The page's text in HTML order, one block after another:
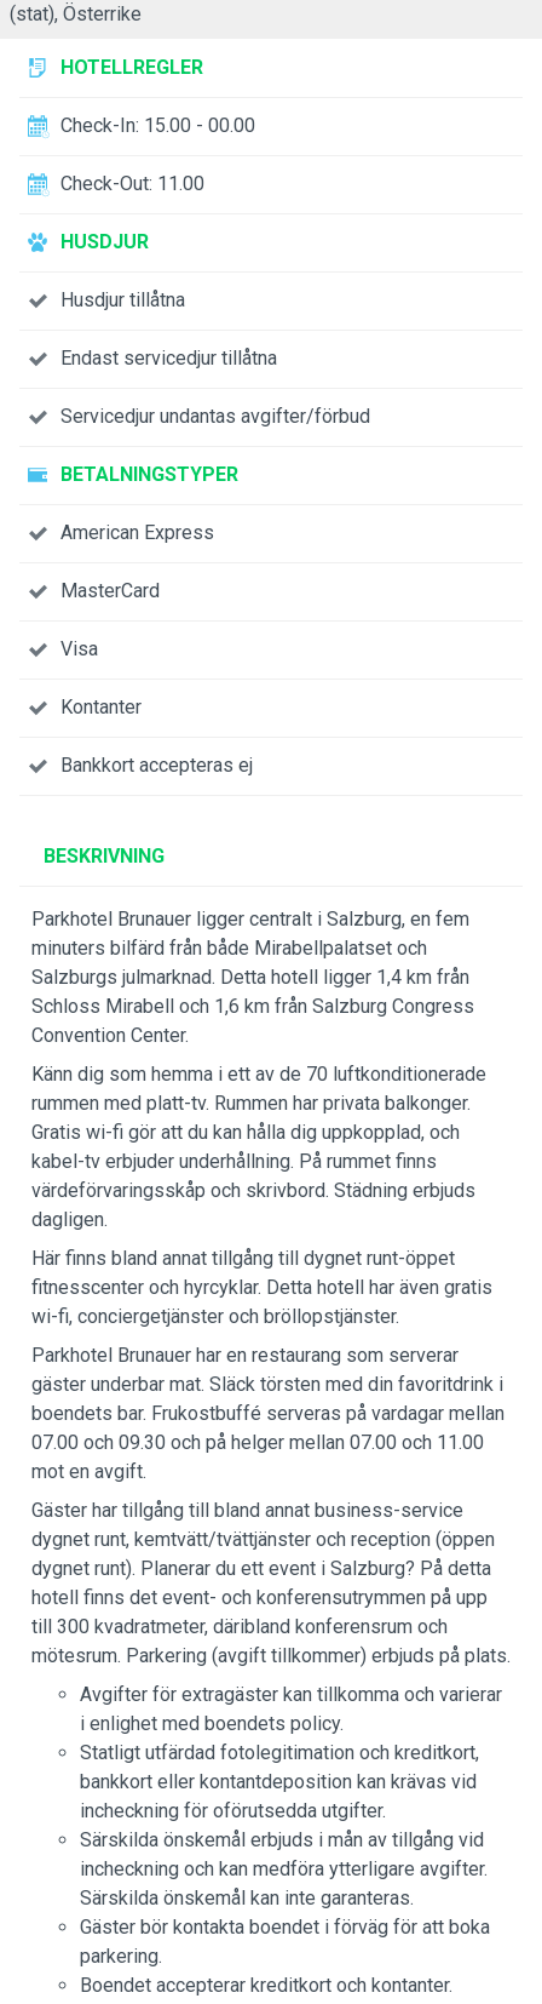
(stat), Österrike
HOTELLREGLER
Check-In: 15.00 - 00.00
Check-Out: 11.00
HUSDJUR
Husdjur tillåtna
Endast servicedjur tillåtna
Servicedjur undantas avgifter/förbud
BETALNINGSTYPER
American Express
MasterCard
Visa
Kontanter
Bankkort accepteras ej
BESKRIVNING
Parkhotel Brunauer ligger centralt i Salzburg, en fem
minuters bilfärd från både Mirabellpalatset och
Salzburgs julmarknad. Detta hotell ligger 1,4 km från
Schloss Mirabell och 1,6 km från Salzburg Congress
Convention Center.
Känn dig som hemma i ett av de 70 luftkonditionerade
rummen med platt-tv. Rummen har privata balkonger.
Gratis wi-fi gör att du kan hålla dig uppkopplad, och
kabel-tv erbjuder underhållning. På rummet finns
värdeförvaringsskåp och skrivbord. Städning erbjuds
dagligen.
Här finns bland annat tillgång till dygnet runt-öppet
fitnesscenter och hyrcyklar. Detta hotell har även gratis
wi-fi, conciergetjänster och bröllopstjänster.
Parkhotel Brunauer har en restaurang som serverar
gäster underbar mat. Släck törsten med din favoritdrink i
boendets bar. Frukostbuffé serveras på vardagar mellan
07.00 och 09.30 och på helger mellan 07.00 och 11.00
mot en avgift.
Gäster har tillgång till bland annat business-service
dygnet runt, kemtvätt/tvättjänster och reception (öppen
dygnet runt). Planerar du ett event i Salzburg? På detta
hotell finns det event- och konferensutrymmen på upp
till 300 kvadratmeter, däribland konferensrum och
mötesrum. Parkering (avgift tillkommer) erbjuds på plats.
Avgifter för extragäster kan tillkomma och varierar
i enlighet med boendets policy.
Statligt utfärdad fotolegitimation och kreditkort,
bankkort eller kontantdeposition kan krävas vid
incheckning för oförutsedda utgifter.
Särskilda önskemål erbjuds i mån av tillgång vid
incheckning och kan medföra ytterligare avgifter.
Särskilda önskemål kan inte garanteras.
Gäster bör kontakta boendet i förväg för att boka
parkering.
Boendet accepterar kreditkort och kontanter.